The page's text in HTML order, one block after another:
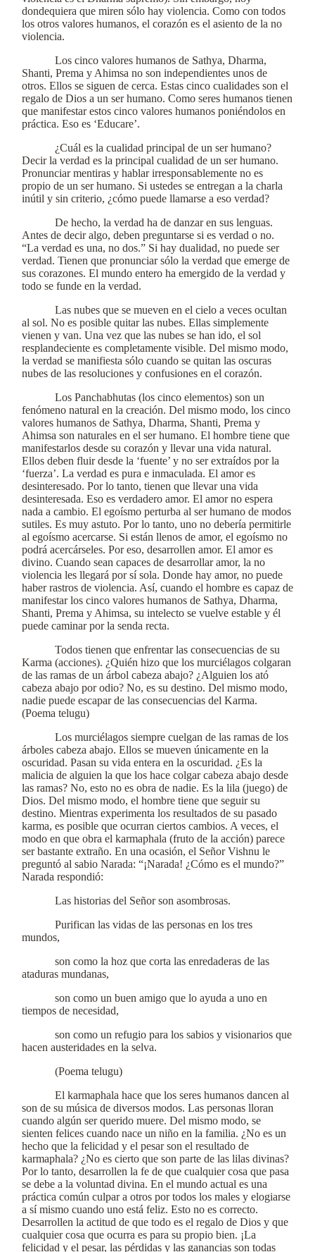
dondequiera que miren sólo hay violencia. Como con todos
los otros valores humanos, el corazón es el asiento de la no
violencia.
Los cinco valores humanos de Sathya, Dharma,
Shanti, Prema y Ahimsa no son independientes unos de
otros. Ellos se siguen de cerca. Estas cinco cualidades son el
regalo de Dios a un ser humano. Como seres humanos tienen
que manifestar estos cinco valores humanos poniéndolos en
práctica. Eso es ‘Educare’.
¿Cuál es la cualidad principal de un ser humano?
Decir la verdad es la principal cualidad de un ser humano.
Pronunciar mentiras y hablar irresponsablemente no es
propio de un ser humano. Si ustedes se entregan a la charla
inútil y sin criterio, ¿cómo puede llamarse a eso verdad?
De hecho, la verdad ha de danzar en sus lenguas.
Antes de decir algo, deben preguntarse si es verdad o no.
“La verdad es una, no dos.” Si hay dualidad, no puede ser
verdad. Tienen que pronunciar sólo la verdad que emerge de
sus corazones. El mundo entero ha emergido de la verdad y
todo se funde en la verdad.
Las nubes que se mueven en el cielo a veces ocultan
al sol. No es posible quitar las nubes. Ellas simplemente
vienen y van. Una vez que las nubes se han ido, el sol
resplandeciente es completamente visible. Del mismo modo,
la verdad se manifiesta sólo cuando se quitan las oscuras
nubes de las resoluciones y confusiones en el corazón.
Los Panchabhutas (los cinco elementos) son un
fenómeno natural en la creación. Del mismo modo, los cinco
valores humanos de Sathya, Dharma, Shanti, Prema y
Ahimsa son naturales en el ser humano. El hombre tiene que
manifestarlos desde su corazón y llevar una vida natural.
Ellos deben fluir desde la ‘fuente’ y no ser extraídos por la
‘fuerza’. La verdad es pura e inmaculada. El amor es
desinteresado. Por lo tanto, tienen que llevar una vida
desinteresada. Eso es verdadero amor. El amor no espera
nada a cambio. El egoísmo perturba al ser humano de modos
sutiles. Es muy astuto. Por lo tanto, uno no debería permitirle
al egoísmo acercarse. Si están llenos de amor, el egoísmo no
podrá acercárseles. Por eso, desarrollen amor. El amor es
divino. Cuando sean capaces de desarrollar amor, la no
violencia les llegará por sí sola. Donde hay amor, no puede
haber rastros de violencia. Así, cuando el hombre es capaz de
manifestar los cinco valores humanos de Sathya, Dharma,
Shanti, Prema y Ahimsa, su intelecto se vuelve estable y él
puede caminar por la senda recta.
Todos tienen que enfrentar las consecuencias de su
Karma (acciones). ¿Quién hizo que los murciélagos colgaran
de las ramas de un árbol cabeza abajo? ¿Alguien los ató
cabeza abajo por odio? No, es su destino. Del mismo modo,
nadie puede escapar de las consecuencias del Karma.
(Poema telugu)
Los murciélagos siempre cuelgan de las ramas de los
árboles cabeza abajo. Ellos se mueven únicamente en la
oscuridad. Pasan su vida entera en la oscuridad. ¿Es la
malicia de alguien la que los hace colgar cabeza abajo desde
las ramas? No, esto no es obra de nadie. Es la lila (juego) de
Dios. Del mismo modo, el hombre tiene que seguir su
destino. Mientras experimenta los resultados de su pasado
karma, es posible que ocurran ciertos cambios. A veces, el
modo en que obra el karmaphala (fruto de la acción) parece
ser bastante extraño. En una ocasión, el Señor Vishnu le
preguntó al sabio Narada: “¡Narada! ¿Cómo es el mundo?”
Narada respondió:
Las historias del Señor son asombrosas.
Purifican las vidas de las personas en los tres
mundos,
son como la hoz que corta las enredaderas de las
ataduras mundanas,
son como un buen amigo que lo ayuda a uno en
tiempos de necesidad,
son como un refugio para los sabios y visionarios que
hacen austeridades en la selva.
(Poema telugu)
El karmaphala hace que los seres humanos dancen al
son de su música de diversos modos. Las personas lloran
cuando algún ser querido muere. Del mismo modo, se
sienten felices cuando nace un niño en la familia. ¿No es un
hecho que la felicidad y el pesar son el resultado de
karmaphala? ¿No es cierto que son parte de las lilas divinas?
Por lo tanto, desarrollen la fe de que cualquier cosa que pasa
se debe a la voluntad divina. En el mundo actual es una
práctica común culpar a otros por todos los males y elogiarse
a sí mismo cuando uno está feliz. Esto no es correcto.
Desarrollen la actitud de que todo es el regalo de Dios y que
cualquier cosa que ocurra es para su propio bien. ¡La
felicidad y el pesar, las pérdidas y las ganancias son todas